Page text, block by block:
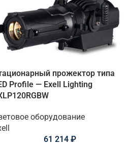
прожектор типа
Profile — Exell Lighting
оборудование
61 214 ₽